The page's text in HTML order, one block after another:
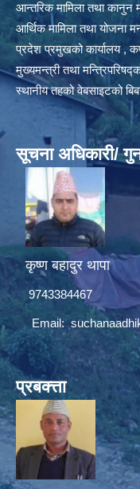
आन्तरिक मामिला तथा कानुन
आर्थिक मामिला तथा योजना
प्रदेश प्रमुखको कार्यालय ,
मुख्यमन्त्री तथा
स्थानीय तहको वेबसाइटको
सूचना अधिकारी/
कृष्ण बहादुर थापा
9743384467
Email:
प्रबक्त्ता